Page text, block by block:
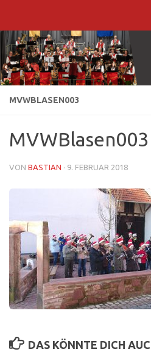
MVWBLASEN003
MVWBlasen003
VON BASTIAN · 9. FEBRUAR 2018
DAS KÖNNTE DICH